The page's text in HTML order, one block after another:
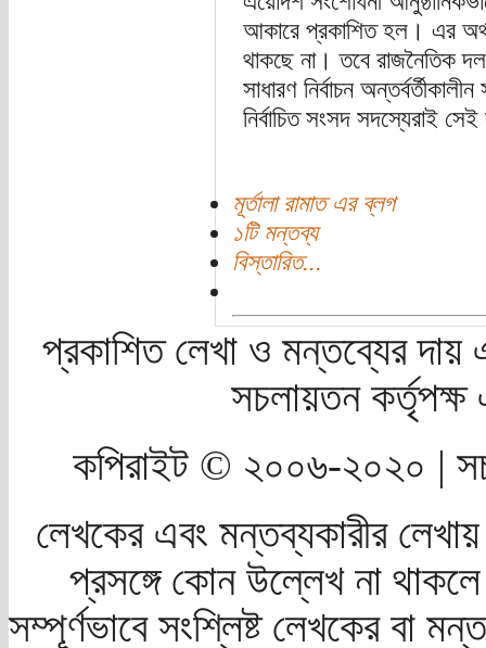
আকারে প্রকাশিত হল। এর
থাকছে না। তবে রাজনৈতিক
সাধারণ নির্বাচন
নির্বাচিত সংসদ সদস্যেরাই
মূর্তালা রামাত এর ব্লগ
১টি মন্তব্য
বিস্তারিত...
প্রকাশিত লেখা ও মন্তব্যের দায়
সচলায়তন
কপিরাইট © ২০০৬-২০২০ |
লেখকের এবং মন্তব্যকারীর
প্রসঙ্গে কোন উল্লেখ না
সম্পূর্ণভাবে সংশ্লিষ্ট লেখকের বা